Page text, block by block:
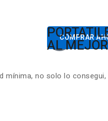
Desde
COMPRAR
AL
no solo lo